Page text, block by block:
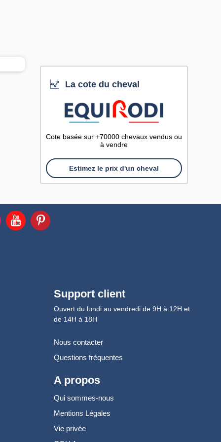
La cote du cheval
Cote basée sur +70000 chevaux vendus ou
à vendre
Estimez le prix d'un cheval
Support client
Ouvert du lundi au vendredi de 9H à 12H et
de 14H à 18H
Nous contacter
Questions fréquentes
A propos
Qui sommes-nous
Mentions Légales
Vie privée